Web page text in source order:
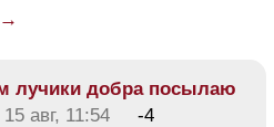
→
лучики добра посылаю
15 авг, 11:54
-4